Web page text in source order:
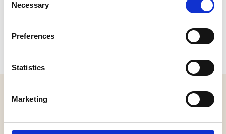
Selection
Necessary
Preferences
Statistics
Marketing
Lange Broekstraat 6, 4944 XJ Raamsdonk
Bekijk website